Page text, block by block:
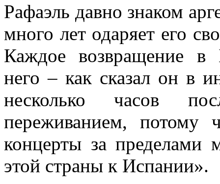
Рафаэль давно знаком
много лет одаряет его
Каждое возвращение в
него – как сказал он в
несколько часов
переживанием, потому
концерты за
этой страны к Испании».